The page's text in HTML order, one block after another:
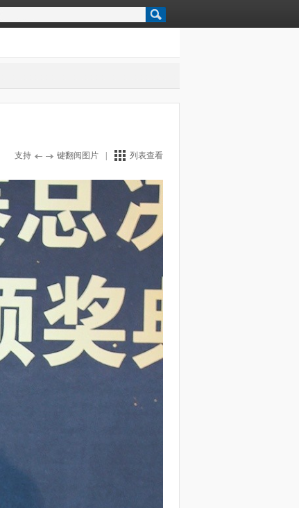
支持 键翻阅图片 列表查看